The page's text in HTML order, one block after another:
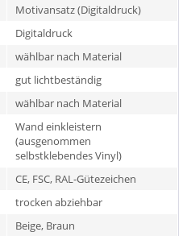
Motivansatz (Digitaldruck)
Digitaldruck
wählbar nach Material
gut lichtbeständig
wählbar nach Material
Wand einkleistern
(ausgenommen
selbstklebendes Vinyl)
CE, FSC, RAL-Gütezeichen
trocken abziehbar
Beige, Braun